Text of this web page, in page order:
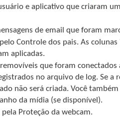
e aplicativo que criaram
de email que foram
Controle dos pais. As colunas
aplicadas.
que foram conectados
no arquivo de log. Se a
não será criada. Você
da mídia (se disponível).
Proteção da webcam.